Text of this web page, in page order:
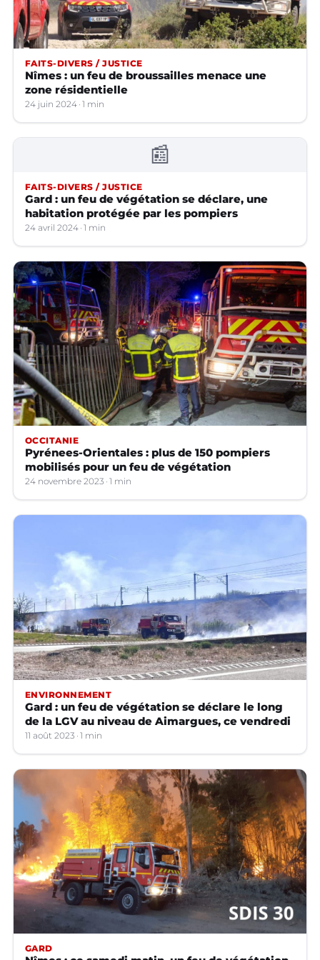
FAITS-DIVERS / JUSTICE
Nîmes : un feu de broussailles menace une
zone résidentielle
24 juin 2024 1 min
📰
FAITS-DIVERS / JUSTICE
Gard : un feu de végétation se déclare, une
habitation protégée par les pompiers
24 avril 2024 1 min
OCCITANIE
Pyrénees-Orientales : plus de 150 pompiers
mobilisés pour un feu de végétation
24 novembre 2023 1 min
ENVIRONNEMENT
Gard : un feu de végétation se déclare le long
de la LGV au niveau de Aimargues, ce vendredi
11 août 2023 1 min
GARD